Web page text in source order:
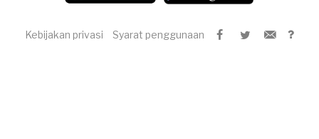
Kebijakan privasi Syarat penggunaan